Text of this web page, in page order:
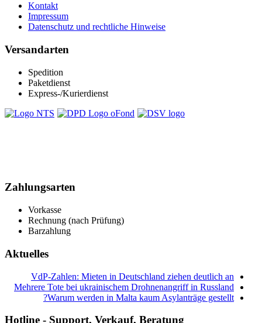
Kontakt
Impressum
Datenschutz und rechtliche Hinweise
Versandarten
Spedition
Paketdienst
Express-/Kurierdienst
Zahlungsarten
Vorkasse
Rechnung (nach Prüfung)
Barzahlung
Aktuelles
VdP-Zahlen: Mieten in Deutschland ziehen deutlich an
Mehrere Tote bei ukrainischem Drohnenangriff in Russland
Warum werden in Malta kaum Asylanträge gestellt?
Hotline - Support, Verkauf, Beratung